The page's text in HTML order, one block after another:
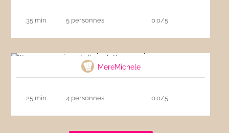
35 min 5 personnes 0.0/5
MereMichele
25 min 4 personnes 0.0/5